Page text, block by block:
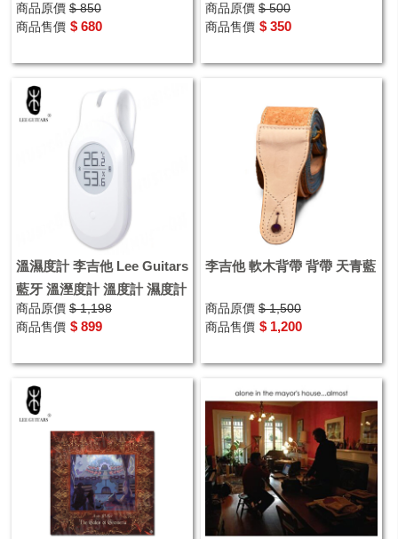
他指彈演奏專輯 吉他演奏CD
商品原價 $ 850
商品售價 $ 680
孔蓋
商品原價 $ 500
商品售價 $ 350
溫濕度計 李吉他 Lee Guitars
藍牙 溫溼度計 溫度計 濕度計
商品原價 $ 1,198
商品售價 $ 899
李吉他 軟木背帶 背帶 天青藍
商品原價 $ 1,500
商品售價 $ 1,200